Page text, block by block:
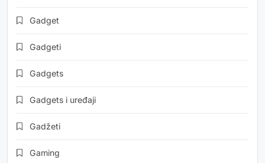
Gadget
Gadgeti
Gadgets
Gadgets i uređaji
Gadžeti
Gaming